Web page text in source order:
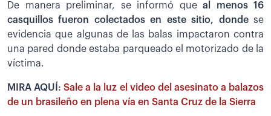
De manera preliminar, se informó que al menos 16
casquillos fueron colectados en este sitio, dondese
evidencia que algunas de las balas impactaron contra
una pared donde estaba parqueado el motorizado de la
víctima.
MIRA AQUÍ:Sale a la luz el video del asesinato a balazos
de un brasileño en plena vía en Santa Cruz de la Sierra